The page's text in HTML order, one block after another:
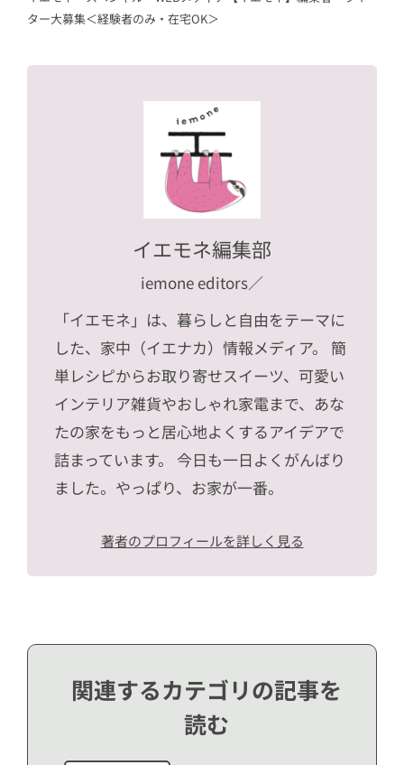
ター大募集＜経験者のみ・在宅OK＞
イエモネ編集部
iemone editors／
「イエモネ」は、暮らしと自由をテーマに
した、家中（イエナカ）情報メディア。 簡
単レシピからお取り寄せスイーツ、可愛い
インテリア雑貨やおしゃれ家電まで、あな
たの家をもっと居心地よくするアイデアで
詰まっています。 今日も一日よくがんばり
ました。やっぱり、お家が一番。
著者のプロフィールを詳しく見る
関連するカテゴリの記事を
読む